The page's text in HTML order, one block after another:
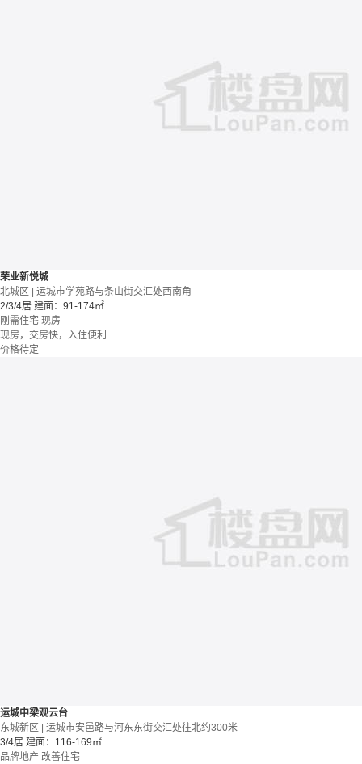
荣业新悦城
北城区 | 运城市学苑路与条山街交汇处西南角
2/3/4居 建面：91-174㎡
刚需住宅 现房
现房，交房快，入住便利
价格待定
运城中梁观云台
东城新区 | 运城市安邑路与河东东街交汇处往北约300米
3/4居 建面：116-169㎡
品牌地产 改善住宅